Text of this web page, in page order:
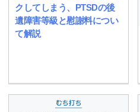
クしてしまう、PTSDの後
遺障害等級と慰謝料につい
て解説